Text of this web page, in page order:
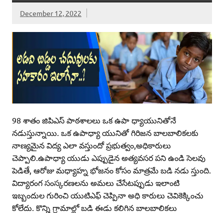
December 12, 2022
98 శాతం జిపిఎస్‌ పాఠశాలలు ఒక ఉపా ధ్యాయునితోనే
నడుస్తున్నాయి. ఒక ఉపాధ్యా యునితో గిరిజన బాలబాలికలకు
నాణ్యమైన విద్య ఎలా వస్తుందో ప్రభుత్వం,అధికారులు
చెప్పాలి.ఉపాధ్యా యుడు ఎప్పుడైన అత్యవసర పని ఉండి సెలవు
పెడితే, ఆరోజు మధ్యాహ్న భోజనం కోసం మాత్రమే బడి నడు స్తుంది.
విద్యారంగ సంస్కరణలను అమలు చేసేటప్పుడు ఇలాంటి
ఇబ్బందుల గురించి యుటిఎఫ్‌ చెప్పినా అధి కారులు చెవికెక్కించు
కోలేదు. కొన్ని గ్రామాల్లో బడి ఈడు కలిగిన బాలబాలికలు